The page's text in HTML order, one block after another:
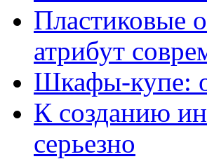
Пластиковые
атрибут
Шкафы-купе:
К созданию
серьезно